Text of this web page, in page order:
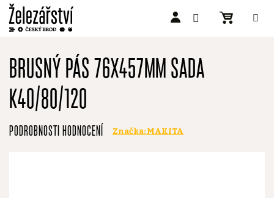
obsah
BRUSNÝ PÁS 76X457MM SADA
K40/80/120
Průměrné
hodnocení
PODROBNOSTI HODNOCENÍ Značka: MAKITA